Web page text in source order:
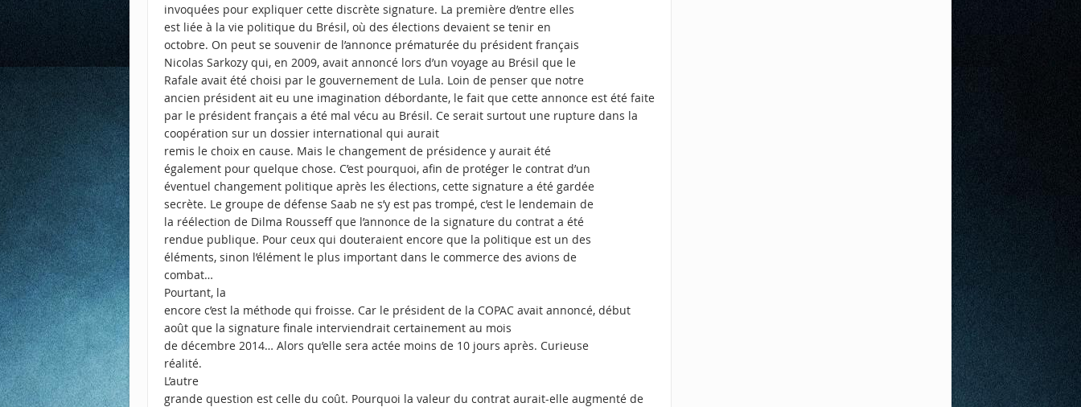
invoquées pour expliquer cette discrète signature. La première d’entre elles
est liée à la vie politique du Brésil, où des élections devaient se tenir en
octobre. On peut se souvenir de l’annonce prématurée du président français
Nicolas Sarkozy qui, en 2009, avait annoncé lors d’un voyage au Brésil que le
Rafale avait été choisi par le gouvernement de Lula. Loin de penser que notre
ancien président ait eu une imagination débordante, le fait que cette annonce est été faite
par le président français a été mal vécu au Brésil. Ce serait surtout une rupture dans la
coopération sur un dossier international qui aurait
remis le choix en cause. Mais le changement de présidence y aurait été
également pour quelque chose. C’est pourquoi, afin de protéger le contrat d’un
éventuel changement politique après les élections, cette signature a été gardée
secrète. Le groupe de défense Saab ne s’y est pas trompé, c’est le lendemain de
la réélection de Dilma Rousseff que l’annonce de la signature du contrat a été
rendue publique. Pour ceux qui douteraient encore que la politique est un des
éléments, sinon l’élément le plus important dans le commerce des avions de
combat…
Pourtant, la
encore c’est la méthode qui froisse. Car le président de la COPAC avait annoncé, début
août que la signature finale interviendrait certainement au mois
de décembre 2014… Alors qu’elle sera actée moins de 10 jours après. Curieuse
réalité.
L’autre
grande question est celle du coût. Pourquoi la valeur du contrat aurait-elle augmenté de